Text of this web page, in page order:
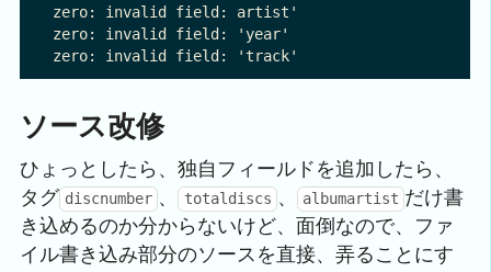
zero: invalid field: artist'
zero: invalid field: 'year'
ソース改修
ひょっとしたら、独自フィールドを追加したら、
タグ discnumber 、 totaldiscs 、 albumartist だけ書
き込めるのか分からないけど、面倒なので、ファ
イル書き込み部分のソースを直接、弄ることにす